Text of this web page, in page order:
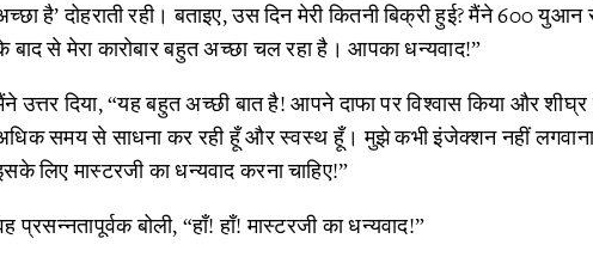
है’ दोहराती रही। बताइए, उस दिन मेरी कितनी बिक्री हुई? मैंने 600
बाद से मेरा कारोबार बहुत अच्छा चल रहा है। आपका धन्यवाद!”
उत्तर दिया, “यह बहुत अच्छी बात है! आपने दाफा पर विश्वास किया और शीघ्र
समय से साधना कर रही हूँ और स्वस्थ हूँ। मुझे कभी इंजेक्शन नहीं लगवाना
लिए मास्टरजी का धन्यवाद करना चाहिए!”
प्रसन्नतापूर्वक बोली, “हाँ! हाँ! मास्टरजी का धन्यवाद!”